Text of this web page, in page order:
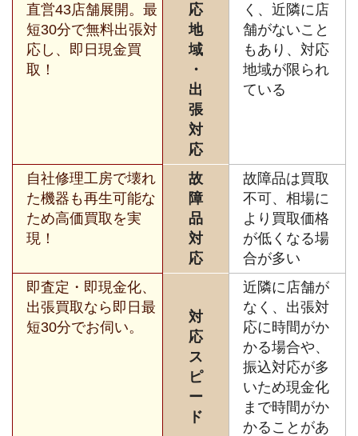
直営43店舗展開。最
短30分で無料出張対
応し、即日現金買
取！
応
地
域
・
出
張
対
応
く、近隣に店
舗がないこと
もあり、対応
地域が限られ
ている
自社修理工房で壊れ
た機器も再生可能な
ため高価買取を実
現！
故
障
品
対
応
故障品は買取
不可、相場に
より買取価格
が低くなる場
合が多い
即査定・即現金化、
出張買取なら即日最
短30分でお伺い。
対
応
ス
ピ
ー
ド
近隣に店舗が
なく、出張対
応に時間がか
かる場合や、
振込対応が多
いため現金化
まで時間がか
かることがあ